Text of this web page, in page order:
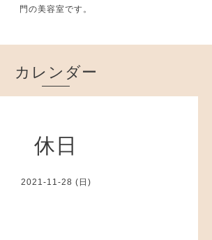
門の美容室です。
カレンダー
休日
2021-11-28 (日)